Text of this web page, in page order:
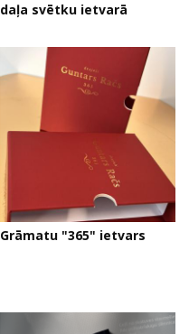
daļa svētku ietvarā
Grāmatu "365" ietvars